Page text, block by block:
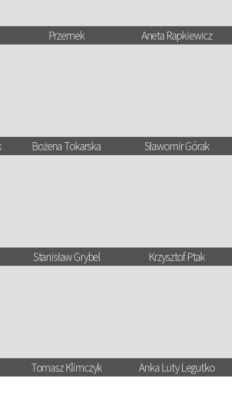
Przemek Aneta Rapkiewicz
Bożena Tokarska Sławomir Górak
Stanisław Grybel Krzysztof Ptak
Tomasz Klimczyk Anka Luty Legutko